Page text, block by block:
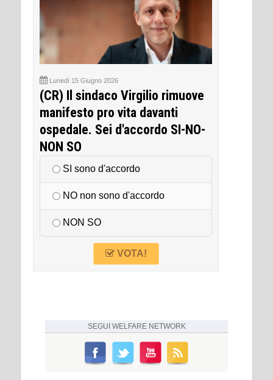
Lunedì 15 Giugno 2026
(CR) Il sindaco Virgilio rimuove
manifesto pro vita davanti
ospedale. Sei d'accordo SI-NO-
NON SO
SI sono d'accordo
NO non sono d'accordo
NON SO
VOTA!
SEGUI WELFARE NETWORK